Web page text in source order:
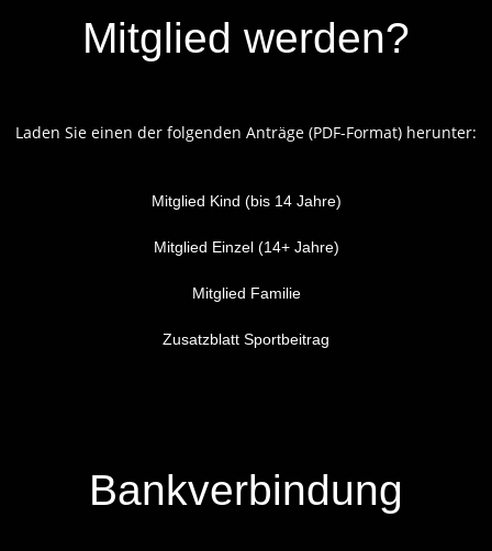
Mitglied werden?
Laden Sie einen der folgenden Anträge (PDF-Format) herunter:
Mitglied Kind (bis 14 Jahre)
Mitglied Einzel (14+ Jahre)
Mitglied Familie
Zusatzblatt Sportbeitrag
Bankverbindung